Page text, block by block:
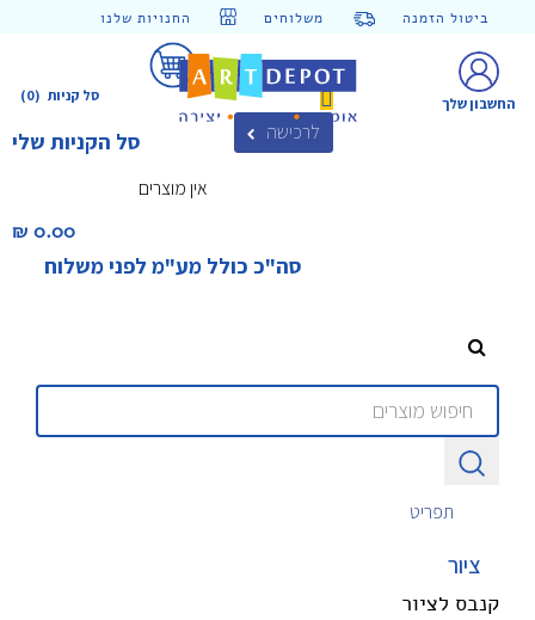
ביטול הזמנה משלוחים החנויות שלנו
(0) סל קניות
סל הקניות שלי לרכישה
אין מוצרים
0.00 ₪‎
סה"כ כולל מע"מ לפני משלוח
החשבון שלך
תפריט
ציור
קנבס לציור